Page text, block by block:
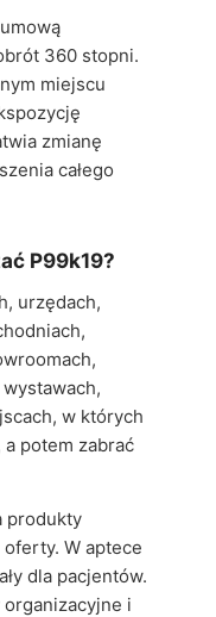
360 stopni.
miejscu
zmianę
całego
P99k19?
urzędach,
wystawach,
w których
potem zabrać
produkty
W aptece
dla pacjentów.
i